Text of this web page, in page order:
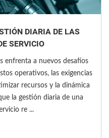
DIARIA DE LAS
SERVICIO
enfrenta a nuevos desafíos
operativos, las exigencias
recursos y la dinámica
la gestión diaria de una
re ...